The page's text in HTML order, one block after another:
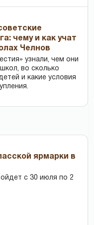
чему и как учат
Челнов
узнали, чем они
во сколько
и какие условия
ярмарки в
с 30 июля по 2